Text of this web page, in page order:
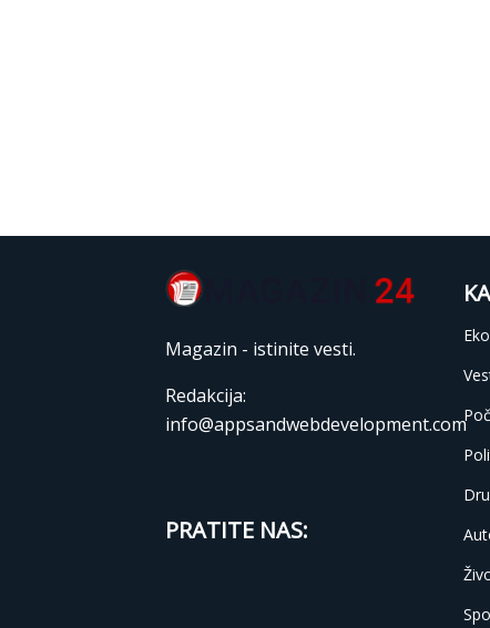
Magazin - istinite vesti.
Redakcija:
info@appsandwebdevelopment.com
PRATITE NAS: